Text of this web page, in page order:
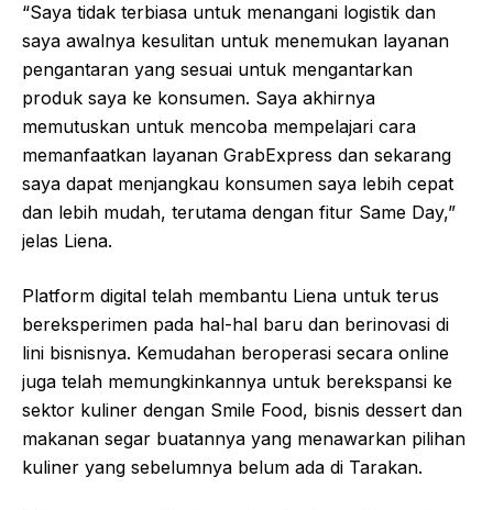
“Saya tidak terbiasa untuk menangani logistik dan
saya awalnya kesulitan untuk menemukan layanan
pengantaran yang sesuai untuk mengantarkan
produk saya ke konsumen. Saya akhirnya
memutuskan untuk mencoba mempelajari cara
memanfaatkan layanan GrabExpress dan sekarang
saya dapat menjangkau konsumen saya lebih cepat
dan lebih mudah, terutama dengan fitur Same Day,”
jelas Liena.
Platform digital telah membantu Liena untuk terus
bereksperimen pada hal-hal baru dan berinovasi di
lini bisnisnya. Kemudahan beroperasi secara online
juga telah memungkinkannya untuk berekspansi ke
sektor kuliner dengan Smile Food, bisnis dessert dan
makanan segar buatannya yang menawarkan pilihan
kuliner yang sebelumnya belum ada di Tarakan.